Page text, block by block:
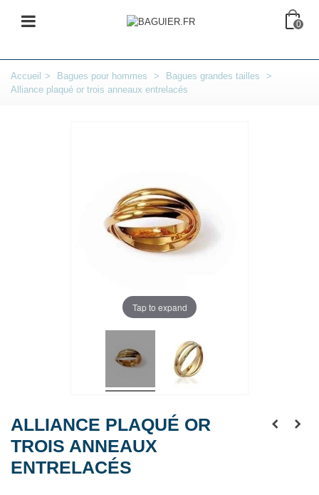
0
Accueil > Bagues pour hommes > Bagues grandes tailles
>
Alliance plaqué or trois anneaux entrelacés
Tap to expand
ALLIANCE PLAQUÉ OR
TROIS ANNEAUX
ENTRELACÉS